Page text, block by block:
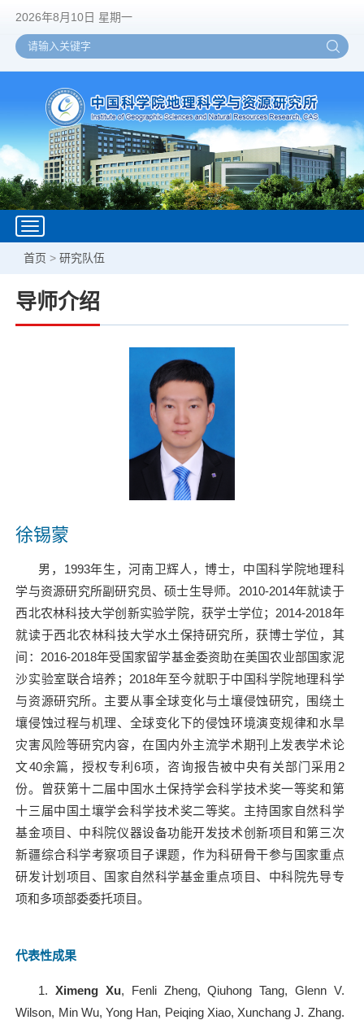
2026年8月10日 星期一
Toggle
navigation
首页 >研究队伍
导师介绍
徐锡蒙
男， 1993年生，河南卫辉人，博士，中国科学院地理科
学与资源研究所副研究员、硕士生导师。 2010-2014年就读于
西北农林科技大学创新实验学院，获学士学位； 2014-2018年
就读于西北农林科技大学水土保持研究所，获博士学位，其
间： 2016-2018年受国家留学基金委资助在美国农业部国家泥
沙实验室联合培养； 2018年至今就职于中国科学院地理科学
与资源研究所。主要从事全球变化与土壤侵蚀研究，围绕土
壤侵蚀过程与机理、全球变化下的侵蚀环境演变规律和水旱
灾害风险等研究内容，在国内外主流学术期刊上发表学术论
文40余篇，授权专利6项，咨询报告被中央有关部门采用 2
份。曾获第十二届中国水土保持学会科学技术奖一等奖和第
十三届中国土壤学会科学技术奖二等奖。主持国家自然科学
基金项目、中科院仪器设备功能开发技术创新项目和第三次
新疆综合科学考察项目子课题，作为科研骨干参与国家重点
研发计划项目、国家自然科学基金重点项目、中科院先导专
项和多项部委委托项目。
代表性成果
1.Ximeng Xu, Fenli Zheng, Qiuhong Tang, Glenn V.
Wilson, Min Wu, Yong Han, Peiqing Xiao, Xunchang J. Zhang.